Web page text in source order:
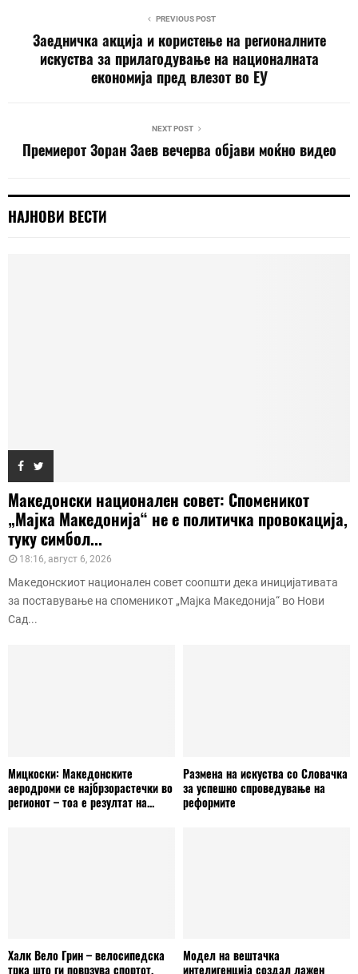
PREVIOUS POST
Заедничка акција и користење на регионалните
искуства за прилагодување на националната
економија пред влезот во ЕУ
NEXT POST
Премиерот Зоран Заев вечерва објави моќно видео
НАЈНОВИ ВЕСТИ
Македонски национален совет: Споменикот
„Мајка Македонија“ не е политичка провокација,
туку симбол...
18:16, август 6, 2026
Македонскиот национален совет соопшти дека иницијативата
за поставување на споменикот „Мајка Македонија“ во Нови
Сад...
Мицкоски: Македонските
аеродроми се најбрзорастечки во
регионот – тоа е резултат на...
Размена на искуства со Словачка
за успешно спроведување на
реформите
Халк Вело Грин – велосипедска
трка што ги поврзува спортот,
Модел на вештачка
интелигенција создал лажен